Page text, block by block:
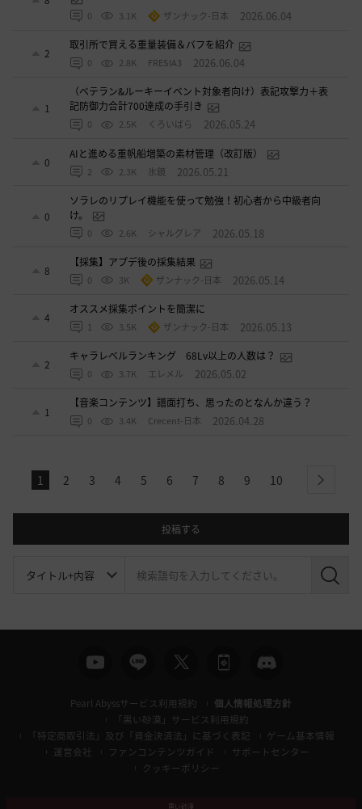
0 3.1K ザンナック-日本 2026.06.04
2
取引所で買える重量装備＆バフを紹介
0 2.8K FRESIA3 2026.06.04
1
（ベテラン&ルーキーイベント対象者向け）表記攻撃力＋表
記防御力合計700達成の手引き
0 2.5K くろいばら 2026.05.24
0
AIと進める重帆船増築の素材管理（改訂版）
2 2.3K 氷鏡 2026.05.21
0
ソラレのリプレイ機能を使って勉強！初心者から中級者向
け。
0 2.6K シャルグレア 2026.05.18
8
【採集】アプデ後の採集結果
0 3K ザンナック-日本 2026.05.14
4
オススメ採集ポイントを簡潔に
1 3.5K ザンナック-日本 2026.05.13
2
キャラレベルランキング 68Lv以上の人数は？
0 3.7K エレメル 2026.05.02
1
【音楽コンテンツ】譜面打ち、思ったのとなんか違う？
0 3.4K Crecent-日本 2026.04.28
1 2 3 4 5 6 7 8 9 10 next
投稿する
検
Pearl Abyssサービス利用規約
個人情報処理方針
「黒い砂漠」サービス利用規約
「特定商取引法」及び「資金決済法」に基づく表記
ゲーム基本情報
運営会社
ファンコンテンツガイド
サポートセンター
クッキーポリシー
黒い砂漠